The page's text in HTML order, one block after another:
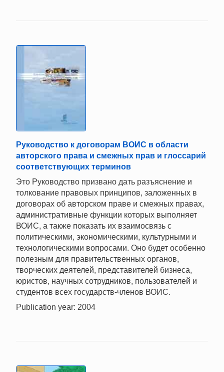
Руководство к договорам ВОИС в области
авторского права и смежных прав и глоссарий
соответствующих терминов
Это Руководство призвано дать разъяснение и
толкование правовых принципов, заложенных в
договорах об авторском праве и смежных правах,
административные функции которых выполняет
ВОИС, а также показать их взаимосвязь с
политическими, экономическими, культурными и
технологическими вопросами. Оно будет особенно
полезным для правительственных органов,
творческих деятелей, представителей бизнеса,
юристов, научных сотрудников, пользователей и
студентов всех государств-членов ВОИС.
Publication year: 2004